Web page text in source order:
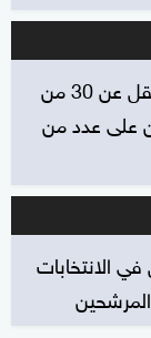
"رويترز" عن مصادر حكومية: مقتل ما لا يقل عن 30 من
على عدد من
الانتخابات